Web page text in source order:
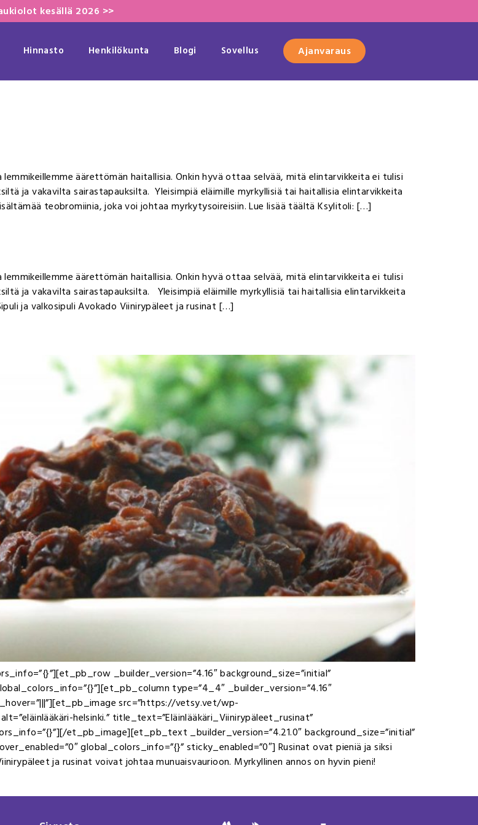
kesällä 2026 >>
Hinnasto Henkilökunta Blogi Sovellus Ajanvaraus
äärettömän haitallisia. Onkin hyvä ottaa selvää, mitä elintarvikkeita ei tulisi
ja vakavilta sairastapauksilta. Yleisimpiä eläimille myrkyllisiä tai haitallisia elintarvikkeita
teobromiinia, joka voi johtaa myrkytysoireisiin. Lue lisää täältä Ksylitoli: […]
äärettömän haitallisia. Onkin hyvä ottaa selvää, mitä elintarvikkeita ei tulisi
ja vakavilta sairastapauksilta. Yleisimpiä eläimille myrkyllisiä tai haitallisia elintarvikkeita
ja valkosipuli Avokado Viinirypäleet ja rusinat […]
_builder_version=”4.16″ background_size=”initial”
type=”4_4″ _builder_version=”4.16″
src=”https://vetsy.vet/wp-
helsinki.” title_text=”Eläinlääkäri_Viinirypäleet_rusinat”
et_pb_image][et_pb_text _builder_version=”4.21.0″ background_size=”initial”
global_colors_info=”{}” sticky_enabled=”0″] Rusinat ovat pieniä ja siksi
ja rusinat voivat johtaa munuaisvaurioon. Myrkyllinen annos on hyvin pieni!